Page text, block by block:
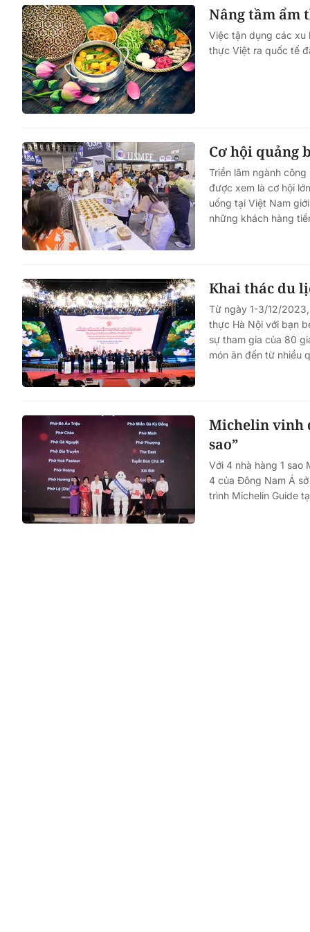
Nâng tầm ẩm
Việc tận dụng các xu
thực Việt ra quốc tế
Cơ hội quảng
Triển lãm ngành
được xem là cơ hội
uống tại Việt Nam
những khách hàng
Khai thác du
Từ ngày 1-3/12/
thực Hà Nội với bạn
sự tham gia của 80
món ăn đến từ nhiều
Michelin vinh
sao”
Với 4 nhà hàng 1
4 của Đông Nam Á
trình Michelin Guide